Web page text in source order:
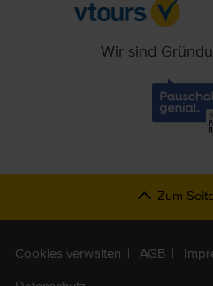
Wir sind
Zum
Cookies verwalten AGB